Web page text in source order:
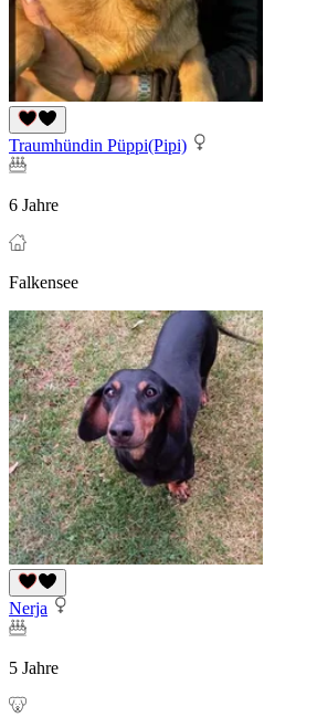
Traumhündin Püppi(Pipi)
6 Jahre
Falkensee
Nerja
5 Jahre